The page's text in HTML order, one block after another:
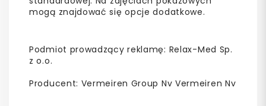
mogą znajdować się opcje dodatkowe.
Podmiot prowadzący reklamę: Relax-Med Sp.
z o.o.
Producent: Vermeiren Group Nv Vermeiren Nv